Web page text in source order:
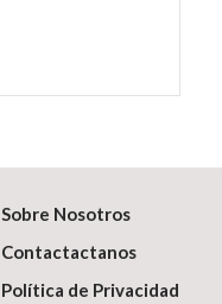
Sobre Nosotros
Contactactanos
Política de Privacidad